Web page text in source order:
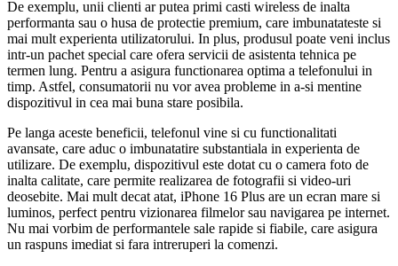
De exemplu, unii clienti ar putea primi casti wireless de inalta
performanta sau o husa de protectie premium, care imbunatateste si
mai mult experienta utilizatorului. In plus, produsul poate veni inclus
intr-un pachet special care ofera servicii de asistenta tehnica pe
termen lung. Pentru a asigura functionarea optima a telefonului in
timp. Astfel, consumatorii nu vor avea probleme in a-si mentine
dispozitivul in cea mai buna stare posibila.
Pe langa aceste beneficii, telefonul vine si cu functionalitati
avansate, care aduc o imbunatatire substantiala in experienta de
utilizare. De exemplu, dispozitivul este dotat cu o camera foto de
inalta calitate, care permite realizarea de fotografii si video-uri
deosebite. Mai mult decat atat, iPhone 16 Plus are un ecran mare si
luminos, perfect pentru vizionarea filmelor sau navigarea pe internet.
Nu mai vorbim de performantele sale rapide si fiabile, care asigura
un raspuns imediat si fara intreruperi la comenzi.